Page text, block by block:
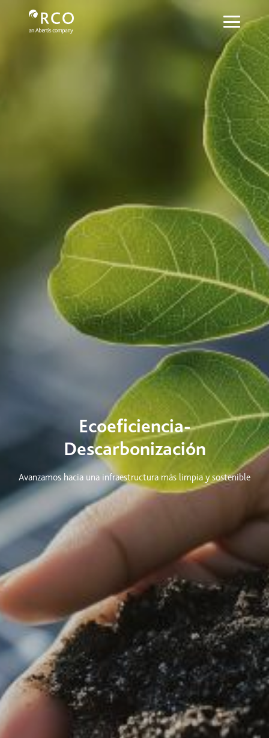
メインコンテンツにスキップ
Ecoeficiencia-Descarbonización -
Ecoeficiencia-
Descarbonización
Avanzamos hacia una infraestructura más limpia y sostenible